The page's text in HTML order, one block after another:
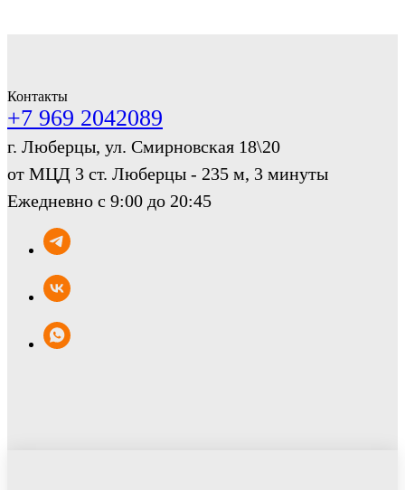
Контакты
+7 969 2042089
г. Люберцы, ул. Смирновская 18\20
от МЦД 3 ст. Люберцы - 235 м, 3 минуты
Ежедневно с 9:00 до 20:45